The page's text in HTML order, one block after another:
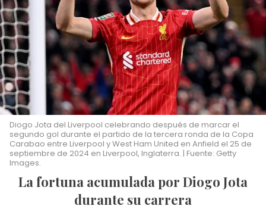
Diogo Jota del Liverpool celebrando después de marcar el
segundo gol durante el partido de la tercera ronda de la Copa
Carabao entre Liverpool y West Ham United en Anfield el 25 de
septiembre de 2024 en Liverpool, Inglaterra. | Fuente: Getty
Images.
La fortuna acumulada por Diogo Jota
durante su carrera